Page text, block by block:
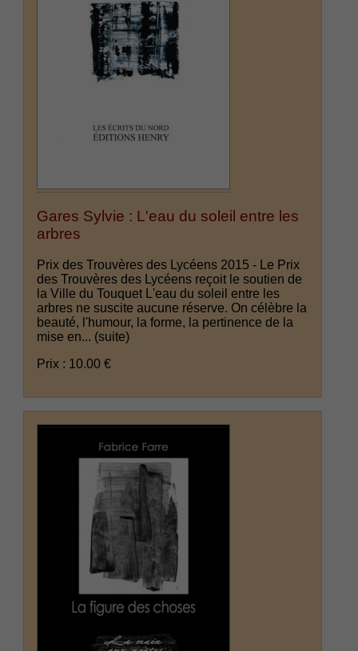
Gares Sylvie : L'eau du soleil entre les
arbres
Prix des Trouvères des Lycéens 2015 - Le Prix
des Trouvères des Lycéens reçoit le soutien de
la Ville du Touquet L'eau du soleil entre les
arbres ne suscite aucune réserve. On célèbre la
beauté, l'humour, la forme, la pertinence de la
mise en... (suite)
Prix : 10.00 €